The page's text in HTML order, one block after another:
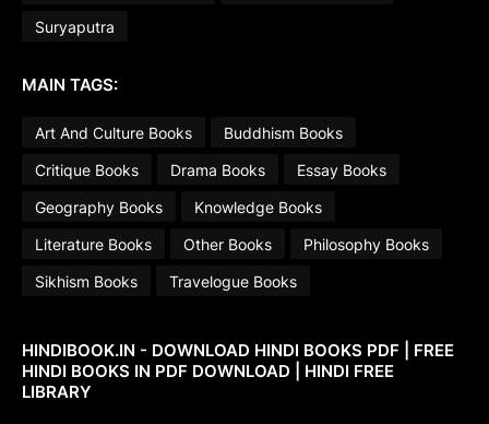
Suryaputra
MAIN TAGS:
Art And Culture Books
Buddhism Books
Critique Books
Drama Books
Essay Books
Geography Books
Knowledge Books
Literature Books
Other Books
Philosophy Books
Sikhism Books
Travelogue Books
HINDIBOOK.IN - DOWNLOAD HINDI BOOKS PDF | FREE
HINDI BOOKS IN PDF DOWNLOAD | HINDI FREE
LIBRARY